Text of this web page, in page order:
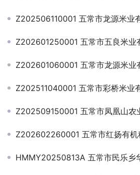
Z202506110001 五常市龙源米业
Z202601250001 五常市五良米业
Z202601060001 五常市龙源米业
Z202511040001 五常市彩桥米业
Z202509150001 五常市凤凰山农
Z202602260001 五常市红扬有机
HMMY20250813A 五常市民乐乡